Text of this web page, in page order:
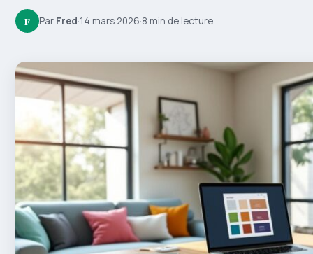
F Par Fred·14 mars 2026·8 min de lecture